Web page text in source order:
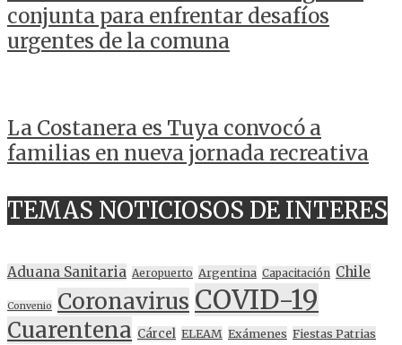
conjunta para enfrentar desafíos
urgentes de la comuna
La Costanera es Tuya convocó a
familias en nueva jornada recreativa
TEMAS NOTICIOSOS DE INTERES
Aduana Sanitaria Aeropuerto Argentina Capacitación Chile
Convenio Coronavirus COVID-19
Cuarentena Cárcel ELEAM Exámenes Fiestas Patrias